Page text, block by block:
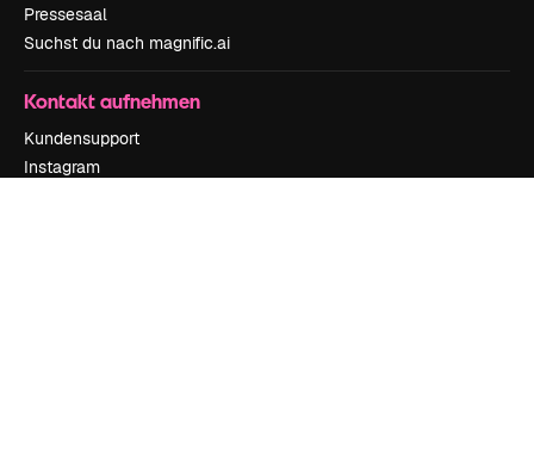
Pressesaal
Suchst du nach magnific.ai
Kontakt aufnehmen
Kundensupport
Instagram